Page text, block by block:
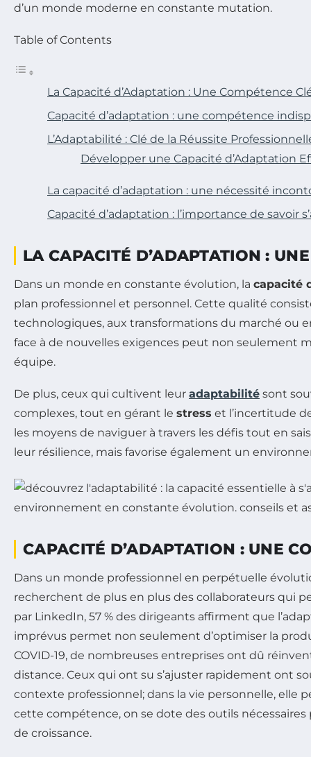
d’un monde moderne en constante mutation.
Table of Contents
La Capacité d’Adaptation : Une Compétence
Capacité d’adaptation : une compétence
L’Adaptabilité : Clé de la Réussite
Développer une Capacité d’Adaptation
La capacité d’adaptation : une nécessité
Capacité d’adaptation : l’importance de savoir
LA CAPACITÉ D’ADAPTATION :
Dans un monde en constante évolution, la capacité
plan professionnel et personnel. Cette qualité
technologiques, aux transformations du marché ou
face à de nouvelles exigences peut non seulement
équipe.
De plus, ceux qui cultivent leur adaptabilité sont
complexes, tout en gérant le stress et l’incertitude
les moyens de naviguer à travers les défis tout en
leur résilience, mais favorise également un
CAPACITÉ D’ADAPTATION : UNE
Dans un monde professionnel en perpétuelle
recherchent de plus en plus des collaborateurs qui
par LinkedIn, 57 % des dirigeants affirment que
imprévus permet non seulement d’optimiser la
COVID-19, de nombreuses entreprises ont dû
distance. Ceux qui ont su s’ajuster rapidement ont
contexte professionnel; dans la vie personnelle, elle
cette compétence, on se dote des outils
de croissance.